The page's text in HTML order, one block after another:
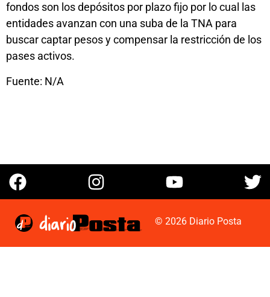
fondos son los depósitos por plazo fijo por lo cual las
entidades avanzan con una suba de la TNA para
buscar captar pesos y compensar la restricción de los
pases activos.
Fuente: N/A
© 2026 Diario Posta